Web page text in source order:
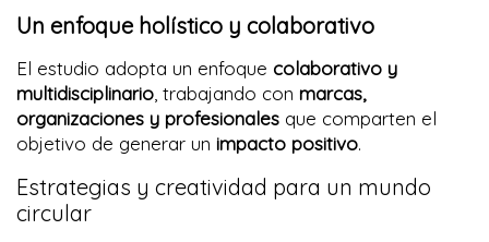
Un enfoque holístico y colaborativo
El estudio adopta un enfoque colaborativo y
multidisciplinario , trabajando con marcas,
organizaciones y profesionales que comparten el
objetivo de generar un impacto positivo.
Estrategias y creatividad para un mundo
circular